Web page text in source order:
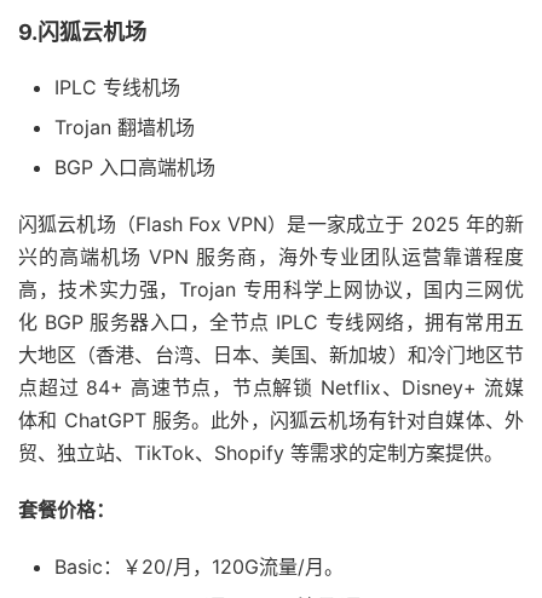
9.闪狐云机场
IPLC 专线机场
Trojan 翻墙机场
BGP 入口高端机场
闪狐云机场（Flash Fox VPN）是一家成立于 2025 年的新
兴的高端机场 VPN 服务商，海外专业团队运营靠谱程度
高，技术实力强，Trojan 专用科学上网协议，国内三网优
化 BGP 服务器入口，全节点 IPLC 专线网络，拥有常用五
大地区（香港、台湾、日本、美国、新加坡）和冷门地区节
点超过 84+ 高速节点，节点解锁 Netflix、Disney+ 流媒
体和 ChatGPT 服务。此外，闪狐云机场有针对自媒体、外
贸、独立站、TikTok、Shopify 等需求的定制方案提供。
套餐价格：
Basic：￥20/月，120G流量/月。